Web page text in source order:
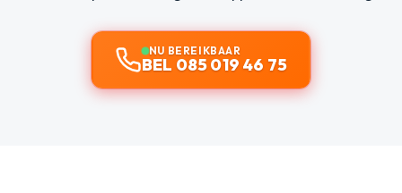
NU BEREIKBAAR
BEL 085 019 46 75